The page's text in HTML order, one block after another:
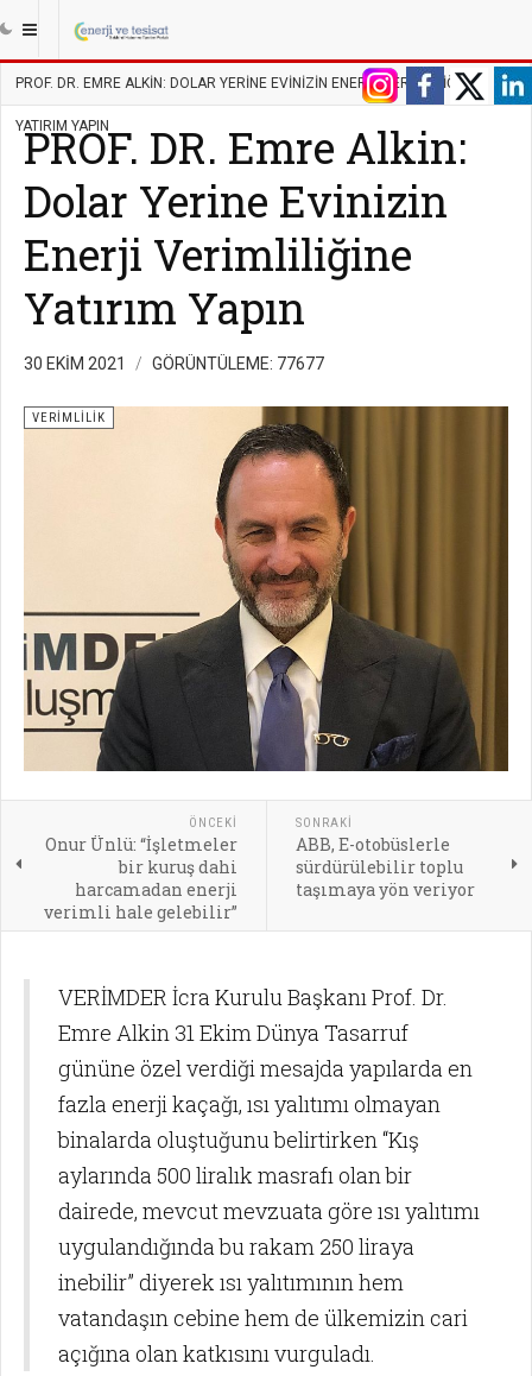
||| ANASAYFA ENERJI
PROF. DR. EMRE ALKIN: DOLAR YERINE EVINIZIN ENERJI VERIMLILIĞINE
YATIRIM YAPIN
PROF. DR. Emre Alkin:
Dolar Yerine Evinizin
Enerji Verimliliğine
Yatırım Yapın
30 EKIM 2021 GÖRÜNTÜLEME: 77677
VERIMLILIK
ÖNCEKI
Onur Ünlü: “İşletmeler
bir kuruş dahi
harcamadan enerji
verimli hale gelebilir”
SONRAKI
ABB, E-otobüslerle
sürdürülebilir toplu
taşımaya yön veriyor
VERİMDER İcra Kurulu Başkanı Prof. Dr.
Emre Alkin 31 Ekim Dünya Tasarruf
gününe özel verdiği mesajda yapılarda en
fazla enerji kaçağı, ısı yalıtımı olmayan
binalarda oluştuğunu belirtirken “Kış
aylarında 500 liralık masrafı olan bir
dairede, mevcut mevzuata göre ısı yalıtımı
uygulandığında bu rakam 250 liraya
inebilir” diyerek ısı yalıtımının hem
vatandaşın cebine hem de ülkemizin cari
açığına olan katkısını vurguladı.